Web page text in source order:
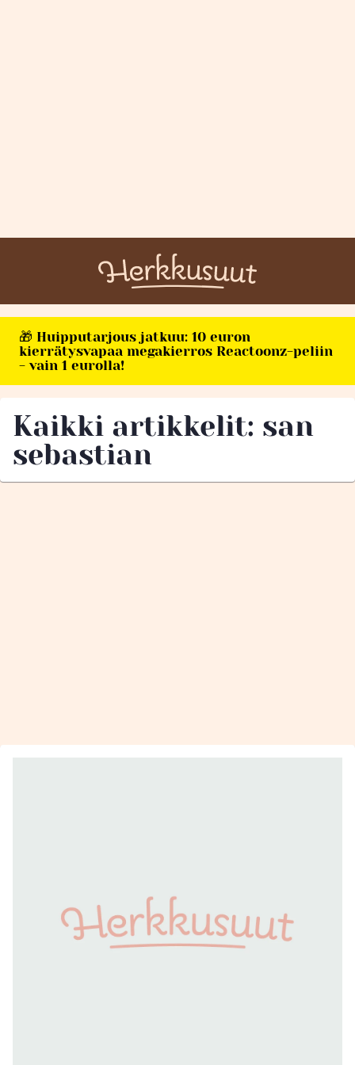
🎁 Huipputarjous jatkuu: 10 euron
kierrätysvapaa megakierros Reactoonz-peliin
- vain 1 eurolla!
Kaikki artikkelit: san
sebastian